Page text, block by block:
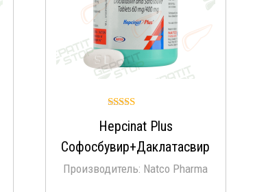
5.00
из 5
Hepcinat Plus
Софосбувир+Даклатасвир
Производитель: Natco Pharma